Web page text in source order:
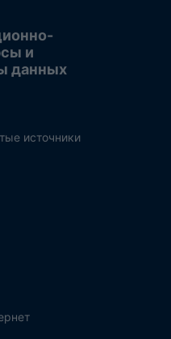
и
данных
источники